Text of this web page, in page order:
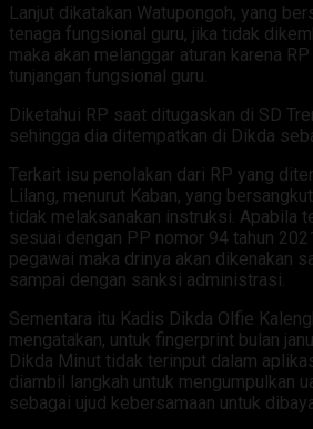
Lanjut dikatakan Watupongoh, yang
tenaga fungsional guru, jika tidak
maka akan melanggar aturan karena
tunjangan fungsional guru.
Diketahui RP saat ditugaskan di SD
sehingga dia ditempatkan di Dikda
Terkait isu penolakan dari RP yang
Lilang, menurut Kaban, yang
tidak melaksanakan instruksi. Apabila
sesuai dengan PP nomor 94 tahun
pegawai maka drinya akan dikenakan
sampai dengan sanksi administrasi.
Sementara itu Kadis Dikda Olfie
mengatakan, untuk fingerprint bulan
Dikda Minut tidak terinput dalam
diambil langkah untuk mengumpulkan
sebagai ujud kebersamaan untuk